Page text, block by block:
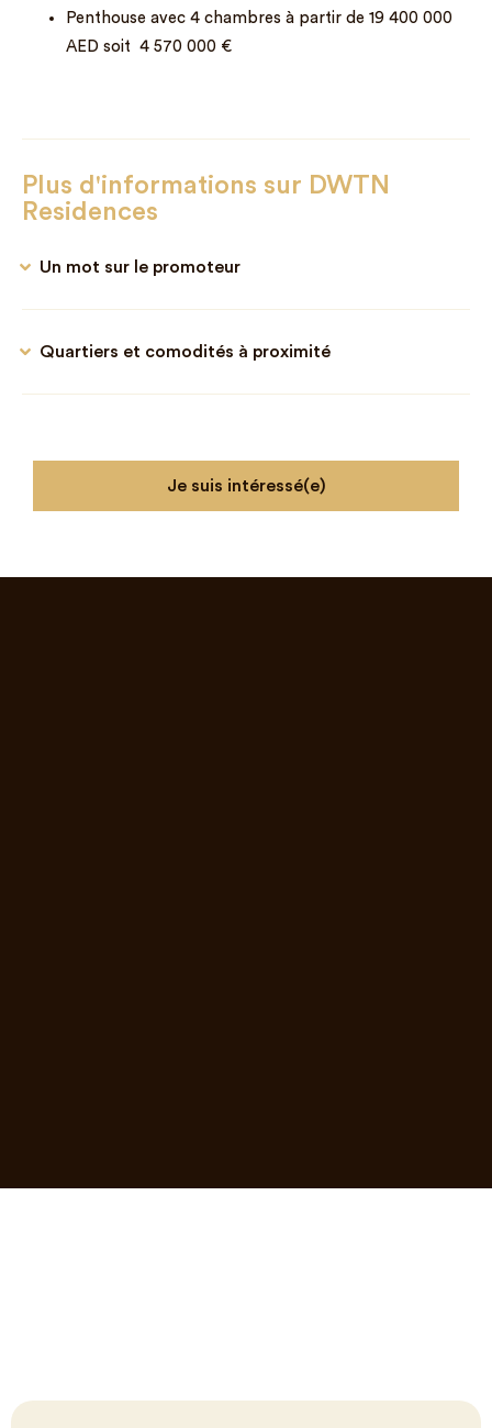
Penthouse avec 4 chambres à partir de 19 400 000
AED soit 4 570 000 €
Plus d'informations sur DWTN
Residences
Un mot sur le promoteur
Quartiers et comodités à proximité
Je suis intéressé(e)